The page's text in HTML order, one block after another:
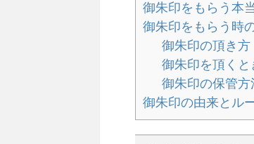
御朱印をもらう本
御朱印をもらう時
御朱印の頂き方
御朱印を頂くと
御朱印の保管方
御朱印の由来と